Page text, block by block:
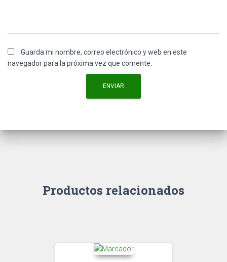
Guarda mi nombre, correo electrónico y web en este
navegador para la próxima vez que comente.
Productos relacionados